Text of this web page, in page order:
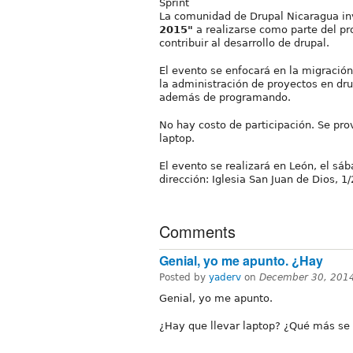
Sprint
La comunidad de Drupal Nicaragua
2015" a realizarse como parte del
contribuir al desarrollo de drupal.
El evento se enfocará en la
la administración de proyectos en
además de programando.
No hay costo de participación. Se
laptop.
El evento se realizará en León, el
dirección: Iglesia San Juan de Dios,
Comments
Genial, yo me apunto. ¿Hay
Posted by yaderv on December 30,
Genial, yo me apunto.
¿Hay que llevar laptop? ¿Qué más